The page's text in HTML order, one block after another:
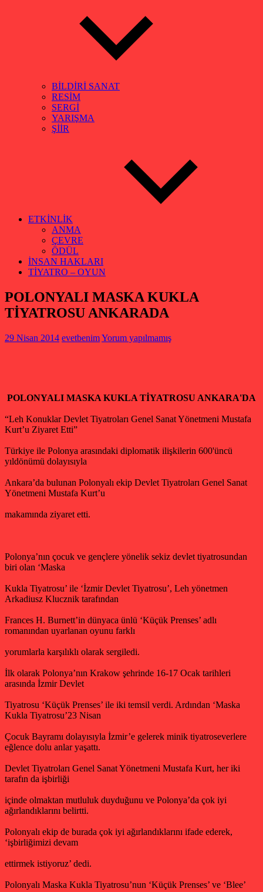
BİLDİRİ SANAT
RESİM
SERGİ
YARIŞMA
ŞİİR
ETKİNLİK
ANMA
ÇEVRE
ÖDÜL
İNSAN HAKLARI
TİYATRO – OYUN
POLONYALI MASKA KUKLA
TİYATROSU ANKARADA
29 Nisan 2014 evetbenimYorum yapılmamış
POLONYALI MASKA KUKLA TİYATROSU ANKARA'DA
“Leh Konuklar Devlet Tiyatroları Genel Sanat Yönetmeni Mustafa
Kurt’u Ziyaret Etti”
Türkiye ile Polonya arasındaki diplomatik ilişkilerin 600'üncü
yıldönümü dolayısıyla
Ankara’da bulunan Polonyalı ekip Devlet Tiyatroları Genel Sanat
Yönetmeni Mustafa Kurt’u
makamında ziyaret etti.
Polonya’nın çocuk ve gençlere yönelik sekiz devlet tiyatrosundan
biri olan ‘Maska
Kukla Tiyatrosu’ ile ‘İzmir Devlet Tiyatrosu’, Leh yönetmen
Arkadiusz Klucznik tarafından
Frances H. Burnett’in dünyaca ünlü ‘Küçük Prenses’ adlı
romanından uyarlanan oyunu farklı
yorumlarla karşılıklı olarak sergiledi.
İlk olarak Polonya’nın Krakow şehrinde 16-17 Ocak tarihleri
arasında İzmir Devlet
Tiyatrosu ‘Küçük Prenses’ ile iki temsil verdi. Ardından ‘Maska
Kukla Tiyatrosu’23 Nisan
Çocuk Bayramı dolayısıyla İzmir’e gelerek minik tiyatroseverlere
eğlence dolu anlar yaşattı.
Devlet Tiyatroları Genel Sanat Yönetmeni Mustafa Kurt, her iki
tarafın da işbirliği
içinde olmaktan mutluluk duyduğunu ve Polonya’da çok iyi
ağırlandıklarını belirtti.
Polonyalı ekip de burada çok iyi ağırlandıklarını ifade ederek,
‘işbirliğimizi devam
ettirmek istiyoruz’ dedi.
Polonyalı Maska Kukla Tiyatrosu’nun ‘Küçük Prenses’ ve ‘Blee’